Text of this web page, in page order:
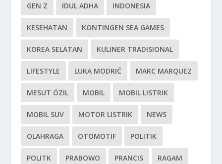
GEN Z IDUL ADHA INDONESIA
KESEHATAN KONTINGEN SEA GAMES
KOREA SELATAN KULINER TRADISIONAL
LIFESTYLE LUKA MODRIĆ MARC MARQUEZ
MESUT ÖZIL MOBIL MOBIL LISTRIK
MOBIL SUV MOTOR LISTRIK NEWS
OLAHRAGA OTOMOTIF POLITIK
POLITK PRABOWO PRANCIS RAGAM